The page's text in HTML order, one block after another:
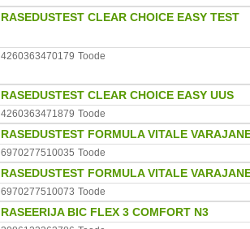
RASEDUSTEST CLEAR CHOICE EASY TEST
4260363470179 Toode
RASEDUSTEST CLEAR CHOICE EASY UUS
4260363471879 Toode
RASEDUSTEST FORMULA VITALE
6970277510035 Toode
RASEDUSTEST FORMULA VITALE
6970277510073 Toode
RASEERIJA BIC FLEX 3 COMFORT N3